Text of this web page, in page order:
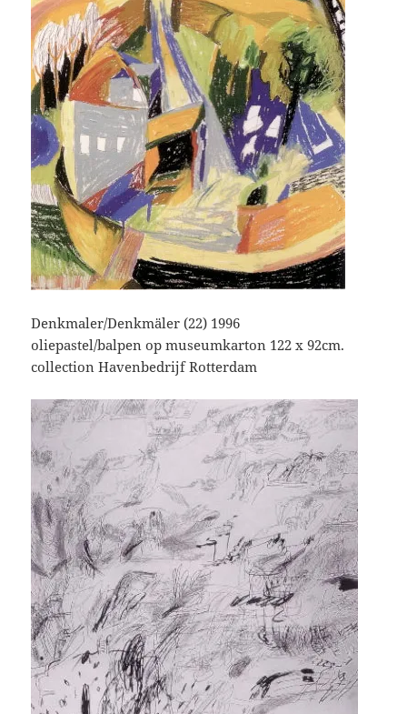
Denkmaler/Denkmäler (22) 1996
oliepastel/balpen op museumkarton 122 x 92cm.
collection Havenbedrijf Rotterdam